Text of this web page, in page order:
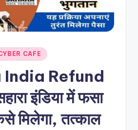
CAFE
Refund
इंडिया में फसा
मिलेगा, तत्काल